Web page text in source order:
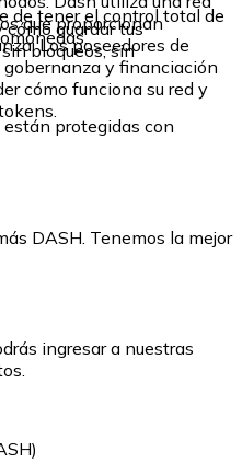
guardar tus
bloqueos, sin
que proporcionan
Los poseedores de
y financiación
cómo funciona su red y
de tener el control total de
protegidas con
DASH. Tenemos la mejor
ingresar a nuestras